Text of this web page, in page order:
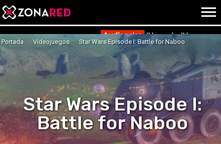
{literal}{/literal}
HOME JUEGOS
NOTICIAS
OPINIÓN
ANÁLISIS
AVANCES VÍDEOS
Audiencias 'Hanna' y 'Una
Portada Videojuegos Star Wars Episode I: Battle for Naboo
Star Wars Episode I:
Battle for Naboo